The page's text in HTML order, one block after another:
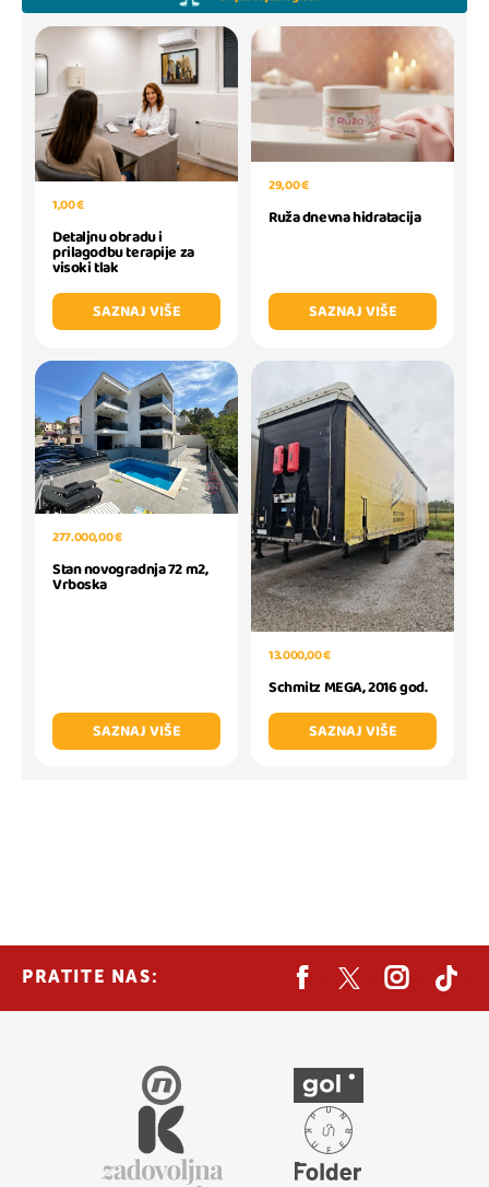
1,00 €
Detaljnu obradu i
prilagodbu terapije za
visoki tlak
SAZNAJ VIŠE
29,00 €
Ruža dnevna hidratacija
SAZNAJ VIŠE
277.000,00 €
Stan novogradnja 72 m2,
Vrboska
SAZNAJ VIŠE
13.000,00 €
Schmitz MEGA, 2016 god.
SAZNAJ VIŠE
PRATITE NAS: